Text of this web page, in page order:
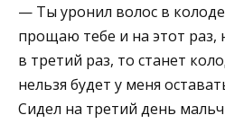
— Ты уронил волос в
прощаю тебе и на этот раз,
в третий раз, то станет
нельзя будет у меня
Сидел на третий день